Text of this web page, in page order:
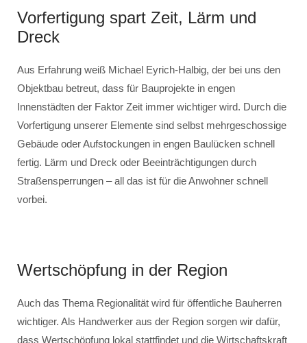
Vorfertigung spart Zeit, Lärm und
Dreck
Aus Erfahrung weiß Michael Eyrich-Halbig, der bei uns den
Objektbau betreut, dass für Bauprojekte in engen
Innenstädten der Faktor Zeit immer wichtiger wird. Durch die
Vorfertigung unserer Elemente sind selbst mehrgeschossige
Gebäude oder Aufstockungen in engen Baulücken schnell
fertig. Lärm und Dreck oder Beeinträchtigungen durch
Straßensperrungen – all das ist für die Anwohner schnell
vorbei.
Wertschöpfung in der Region
Auch das Thema Regionalität wird für öffentliche Bauherren
wichtiger. Als Handwerker aus der Region sorgen wir dafür,
dass Wertschöpfung lokal stattfindet und die Wirtschaftskraft